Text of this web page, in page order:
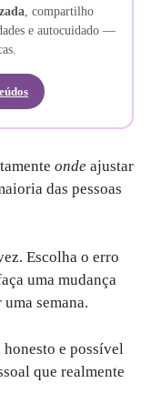
, compartilho
e autocuidado —
onde ajustar
das pessoas
Escolha o erro
uma mudança
semana.
e possível
que realmente